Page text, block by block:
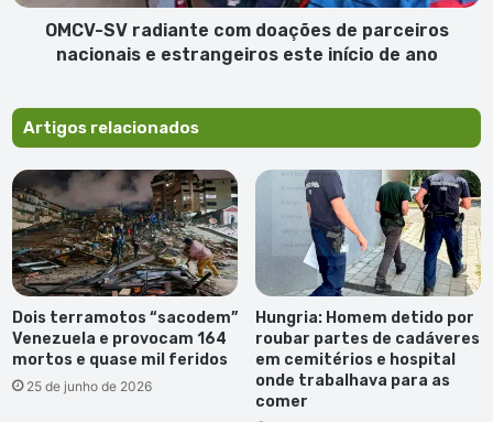
estrangeiros
OMCV-SV radiante com doações de parceiros
nacionais e estrangeiros este início de ano
Artigos relacionados
Dois terramotos “sacodem”
Venezuela e provocam 164
mortos e quase mil feridos
25 de junho de 2026
Hungria: Homem detido por
roubar partes de cadáveres
em cemitérios e hospital
onde trabalhava para as
comer